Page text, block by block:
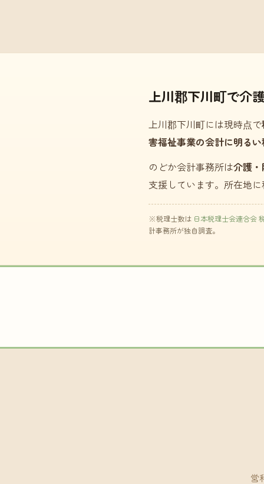
上川郡下川町で介
上川郡下川町には現時点で
害福祉事業の会計に明る
のどか会計事務所は介護
支援しています。所在地
※税理士数は 日本税理士会連合会
計事務所が独自調査。
営